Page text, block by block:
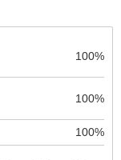
100%
100%
100%